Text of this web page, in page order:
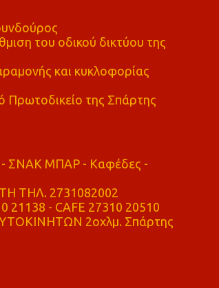
του οδικού δικτύου της
και κυκλοφορίας
Πρωτοδικείο της Σπάρτης
- ΣΝΑΚ ΜΠΑΡ - Καφέδες -
ΤΗΛ. 2731082002
- CAFE 27310 20510
2οχλμ. Σπάρτης